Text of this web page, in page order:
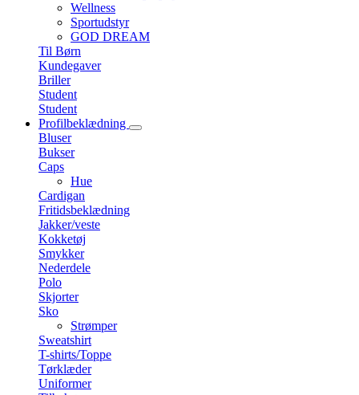
Wellness
Sportudstyr
GOD DREAM
Til Børn
Kundegaver
Briller
Student
Student
Profilbeklædning
Bluser
Bukser
Caps
Hue
Cardigan
Fritidsbeklædning
Jakker/veste
Kokketøj
Smykker
Nederdele
Polo
Skjorter
Sko
Strømper
Sweatshirt
T-shirts/Toppe
Tørklæder
Uniformer